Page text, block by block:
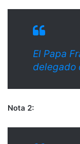
El Papa
delegado
Nota 2: